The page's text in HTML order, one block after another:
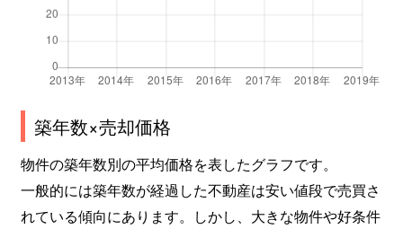
築年数×売却価格
物件の築年数別の平均価格を表したグラフです。
一般的には築年数が経過した不動産は安い値段で売買さ
れている傾向にあります。しかし、大きな物件や好条件